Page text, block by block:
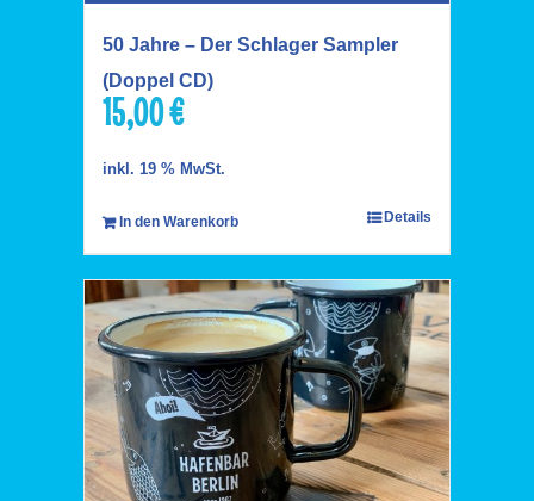
50 Jahre – Der Schlager Sampler
(Doppel CD)
15,00€
inkl. 19 % MwSt.
In den Warenkorb Details